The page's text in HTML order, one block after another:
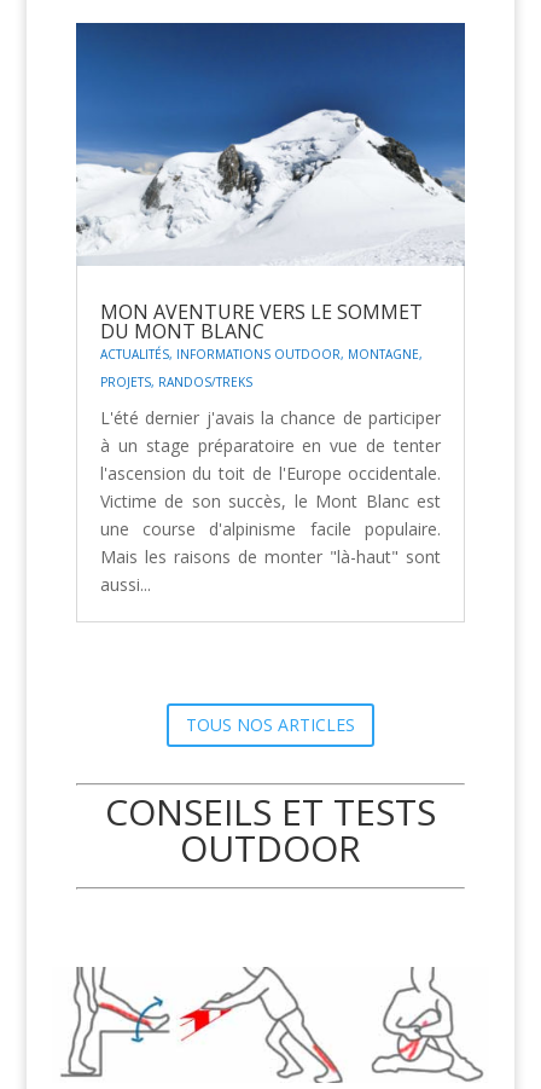
MON AVENTURE VERS LE SOMMET
DU MONT BLANC
ACTUALITÉS, INFORMATIONS OUTDOOR, MONTAGNE,
PROJETS, RANDOS/TREKS
L'été dernier j'avais la chance de participer
à un stage préparatoire en vue de tenter
l'ascension du toit de l'Europe occidentale.
Victime de son succès, le Mont Blanc est
une course d'alpinisme facile populaire.
Mais les raisons de monter "là-haut" sont
aussi...
TOUS NOS ARTICLES
CONSEILS ET TESTS
OUTDOOR